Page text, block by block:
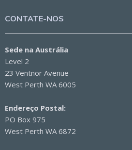
CONTATE-NOS
Sede na Austrália
Level 2
23 Ventnor Avenue
West Perth WA 6005
Endereço Postal:
PO Box 975
West Perth WA 6872